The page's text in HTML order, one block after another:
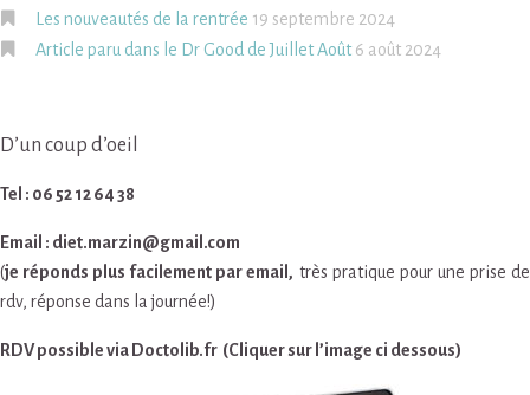
Les nouveautés de la rentrée 19 septembre 2024
Article paru dans le Dr Good de Juillet Août 6 août 2024
D’un coup d’oeil
Tel : 06 52 12 64 38
Email : diet.marzin@gmail.com
(je réponds plus facilement par email, très pratique pour une prise de
rdv, réponse dans la journée!)
RDV possible via Doctolib.fr (Cliquer sur l’image ci dessous)